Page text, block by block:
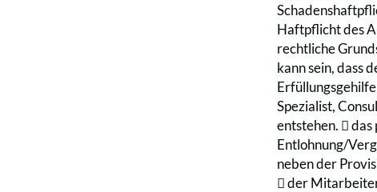
Haftpflicht des
rechtliche
kann sein, dass
Spezialist,
entstehen. 􀁑
Entlohnung/
neben der
􀁑 der